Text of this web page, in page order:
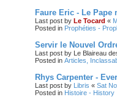
Faure Eric - Le Pape
Last post by Le Tocard «
Posted in Prophéties -
Servir le Nouvel
Last post by Le Blaireau
Posted in Articles,
Rhys Carpenter -
Last post by Libris « Sat
Posted in Histoire - History